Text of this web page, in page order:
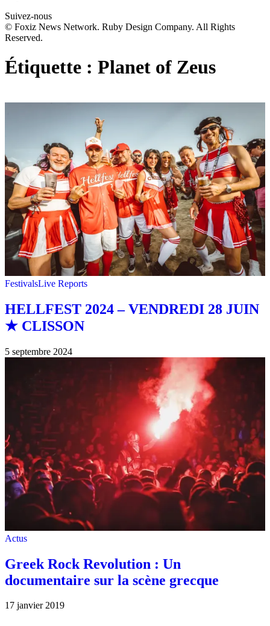
Suivez-nous
© Foxiz News Network. Ruby Design Company. All Rights
Reserved.
Étiquette : Planet of Zeus
FestivalsLive Reports
HELLFEST 2024 – VENDREDI 28 JUIN
★ CLISSON
5 septembre 2024
Actus
Greek Rock Revolution : Un
documentaire sur la scène grecque
17 janvier 2019